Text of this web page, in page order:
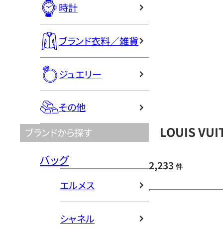
時計
ブランド衣料／雑貨
ジュエリー
その他
ブランドから探す
バッグ
エルメス
シャネル
LOUIS
2,233 件